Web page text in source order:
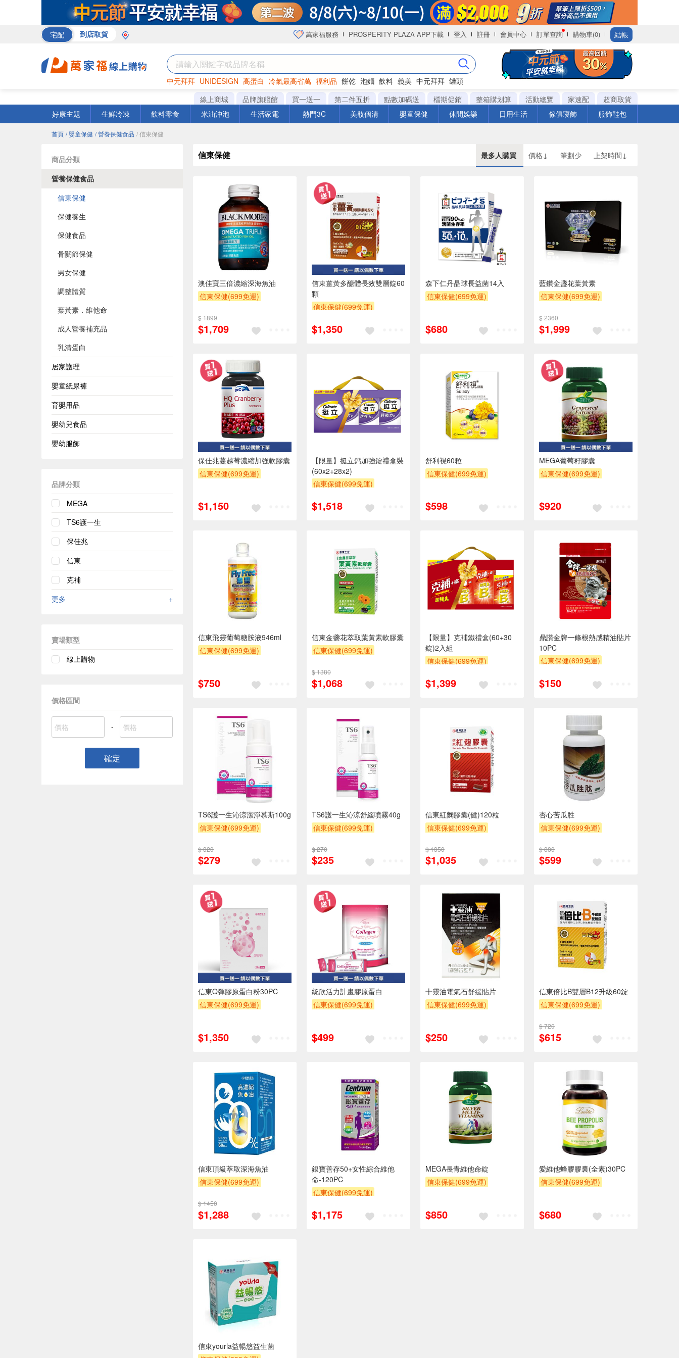
宅配 到店取貨 萬家福服務 PROSPERITY PLAZA APP下載 登入 註冊 會員中心 訂單查詢 購物車(0) 結帳
中元拜拜 UNIDESIGN 高蛋白 冷氣最高省萬 福利品 餅乾 泡麵 飲料 義美 中元拜拜 罐頭
巧克力 衛生紙 咖啡
線上商城 品牌旗艦館 買一送一 第二件五折 點數加碼送 檔期促銷 整箱購划算 活動總覽 家速配
超商取貨
好康主題
生鮮冷凍 飲料零食 米油沖泡 生活家電 熱門3C 美妝個清 嬰童保健 休閒娛樂 日用生活 傢俱寢飾 服飾鞋包
首頁 / 嬰童保健 / 營養保健食品 / 信東保健
商品分類
營養保健食品
信東保健
保健養生
保健食品
骨關節保健
男女保健
調整體質
葉黃素．維他命
成人營養補充品
乳清蛋白
居家護理
嬰童紙尿褲
育嬰用品
嬰幼兒食品
嬰幼服飾
品牌分類
MEGA
TS6護一生
保佳兆
信東
克補
更多
+
賣場類型
線上購物
價格區間
-
確定
信東保健 最多人購買 價格↓ 筆劃少 上架時間↓
澳佳寶三倍濃縮深海魚油
信東保健(699免運)
$ 1899
$1,709
信東薑黃多醣體長效雙層錠60
顆
信東保健(699免運)
$1,350
森下仁丹晶球長益菌14入
信東保健(699免運)
$680
藍鑽金盞花葉黃素
信東保健(699免運)
$ 2360
$1,999
保佳兆蔓越莓濃縮加強軟膠囊
信東保健(699免運)
$1,150
【限量】挺立鈣加強錠禮盒裝
(60x2+28x2)
信東保健(699免運)
$1,518
舒利視60粒
信東保健(699免運)
$598
MEGA葡萄籽膠囊
信東保健(699免運)
$920
信東飛靈葡萄糖胺液946ml
信東保健(699免運)
$750
信東金盞花萃取葉黃素軟膠囊
信東保健(699免運)
$ 1380
$1,068
【限量】克補鐵禮盒(60+30
錠)2入組
信東保健(699免運)
$1,399
鼎讚金牌一條根熱感精油貼片
10PC
信東保健(699免運)
$150
TS6護一生沁涼潔淨慕斯100g
信東保健(699免運)
$ 320
$279
TS6護一生沁涼舒緩噴霧40g
信東保健(699免運)
$ 270
$235
信東紅麴膠囊(健)120粒
信東保健(699免運)
$ 1350
$1,035
杏心苦瓜胜
信東保健(699免運)
$ 880
$599
信東Q彈膠原蛋白粉30PC
信東保健(699免運)
$1,350
統欣活力計畫膠原蛋白
信東保健(699免運)
$499
十靈油電氣石舒緩貼片
信東保健(699免運)
$250
信東倍比B雙層B12升級60錠
信東保健(699免運)
$ 720
$615
信東頂級萃取深海魚油
信東保健(699免運)
$ 1450
$1,288
銀寶善存50+女性綜合維他
命-120PC
信東保健(699免運)
$1,175
MEGA長青維他命錠
信東保健(699免運)
$850
愛維他蜂膠膠囊(全素)30PC
信東保健(699免運)
$680
信東yourla益暢悠益生菌